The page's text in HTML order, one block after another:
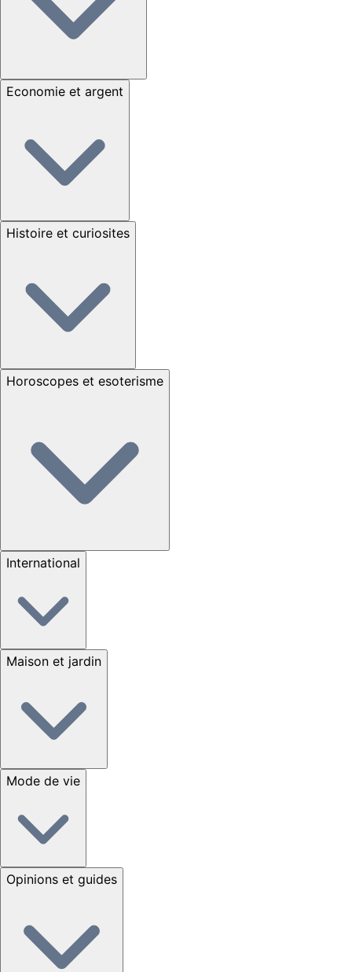
Economie et argent
Histoire et curiosites
Horoscopes et esoterisme
International
Maison et jardin
Mode de vie
Opinions et guides